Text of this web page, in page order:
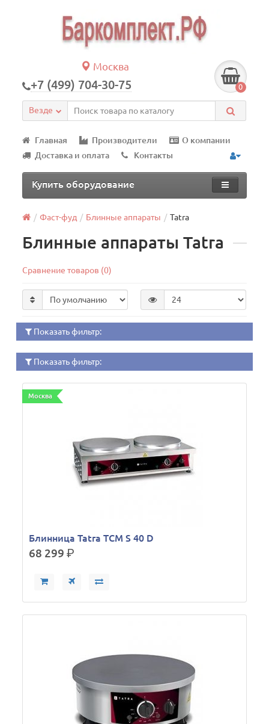
Москва
+7 (499) 704-30-75 0
Везде
Главная Производители
О компании
Доставка и оплата
Контакты
Купить оборудование
Фаст-фуд Блинные аппараты Tatra
Блинные аппараты Tatra
Сравнение товаров (0)
Показать фильтр:
Показать фильтр:
Москва
Блинница Tatra TCM S 40 D
68 299р.